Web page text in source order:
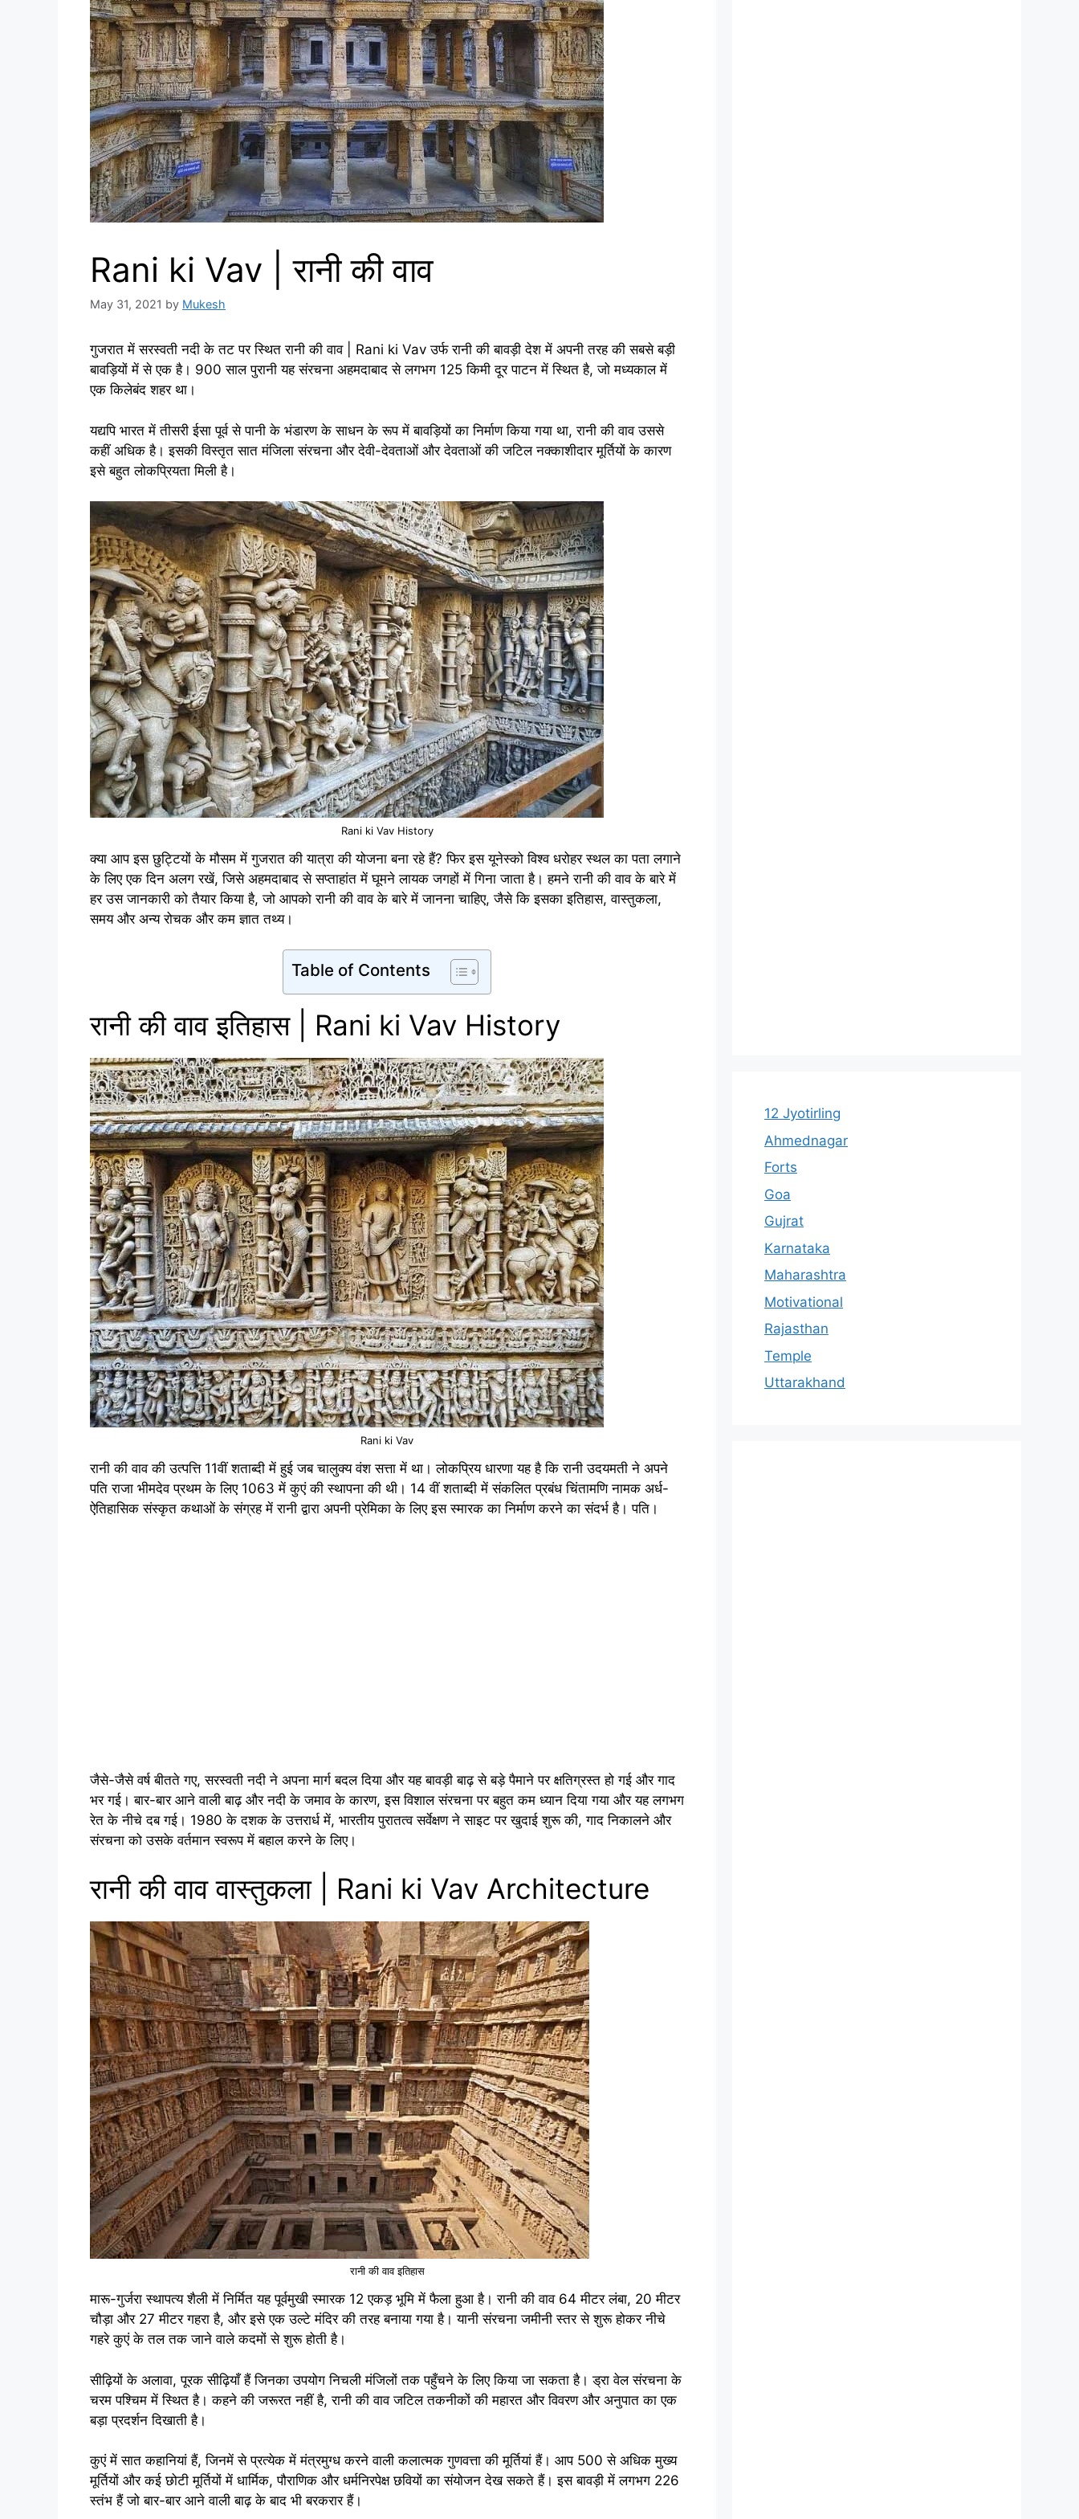
Rani ki Vav | रानी की वाव
May 31, 2021 by Mukesh
गुजरात में सरस्वती नदी के तट पर स्थित रानी की वाव | Rani ki Vav उर्फ ​​रानी की बावड़ी देश में अपनी तरह की सबसे बड़ी
बावड़ियों में से एक है। 900 साल पुरानी यह संरचना अहमदाबाद से लगभग 125 किमी दूर पाटन में स्थित है, जो मध्यकाल में
एक किलेबंद शहर था।
यद्यपि भारत में तीसरी ईसा पूर्व से पानी के भंडारण के साधन के रूप में बावड़ियों का निर्माण किया गया था, रानी की वाव उससे
कहीं अधिक है। इसकी विस्तृत सात मंजिला संरचना और देवी-देवताओं और देवताओं की जटिल नक्काशीदार मूर्तियों के कारण
इसे बहुत लोकप्रियता मिली है।
Rani ki Vav History
क्या आप इस छुट्टियों के मौसम में गुजरात की यात्रा की योजना बना रहे हैं? फिर इस यूनेस्को विश्व धरोहर स्थल का पता लगाने
के लिए एक दिन अलग रखें, जिसे अहमदाबाद से सप्ताहांत में घूमने लायक जगहों में गिना जाता है। हमने रानी की वाव के बारे में
हर उस जानकारी को तैयार किया है, जो आपको रानी की वाव के बारे में जानना चाहिए, जैसे कि इसका इतिहास, वास्तुकला,
समय और अन्य रोचक और कम ज्ञात तथ्य।
Table of Contents
रानी की वाव इतिहास | Rani ki Vav History
Rani ki Vav
रानी की वाव की उत्पत्ति 11वीं शताब्दी में हुई जब चालुक्य वंश सत्ता में था। लोकप्रिय धारणा यह है कि रानी उदयमती ने अपने
पति राजा भीमदेव प्रथम के लिए 1063 में कुएं की स्थापना की थी। 14 वीं शताब्दी में संकलित प्रबंध चिंतामणि नामक अर्ध-
ऐतिहासिक संस्कृत कथाओं के संग्रह में रानी द्वारा अपनी प्रेमिका के लिए इस स्मारक का निर्माण करने का संदर्भ है। पति।
जैसे-जैसे वर्ष बीतते गए, सरस्वती नदी ने अपना मार्ग बदल दिया और यह बावड़ी बाढ़ से बड़े पैमाने पर क्षतिग्रस्त हो गई और गाद
भर गई। बार-बार आने वाली बाढ़ और नदी के जमाव के कारण, इस विशाल संरचना पर बहुत कम ध्यान दिया गया और यह लगभग
रेत के नीचे दब गई। 1980 के दशक के उत्तरार्ध में, भारतीय पुरातत्व सर्वेक्षण ने साइट पर खुदाई शुरू की, गाद निकालने और
संरचना को उसके वर्तमान स्वरूप में बहाल करने के लिए।
रानी की वाव वास्तुकला | Rani ki Vav Architecture
रानी की वाव इतिहास
मारू-गुर्जरा स्थापत्य शैली में निर्मित यह पूर्वमुखी स्मारक 12 एकड़ भूमि में फैला हुआ है। रानी की वाव 64 मीटर लंबा, 20 मीटर
चौड़ा और 27 मीटर गहरा है, और इसे एक उल्टे मंदिर की तरह बनाया गया है। यानी संरचना जमीनी स्तर से शुरू होकर नीचे
गहरे कुएं के तल तक जाने वाले कदमों से शुरू होती है।
सीढ़ियों के अलावा, पूरक सीढ़ियाँ हैं जिनका उपयोग निचली मंजिलों तक पहुँचने के लिए किया जा सकता है। ड्रा वेल संरचना के
चरम पश्चिम में स्थित है। कहने की जरूरत नहीं है, रानी की वाव जटिल तकनीकों की महारत और विवरण और अनुपात का एक
बड़ा प्रदर्शन दिखाती है।
कुएं में सात कहानियां हैं, जिनमें से प्रत्येक में मंत्रमुग्ध करने वाली कलात्मक गुणवत्ता की मूर्तियां हैं। आप 500 से अधिक मुख्य
मूर्तियों और कई छोटी मूर्तियों में धार्मिक, पौराणिक और धर्मनिरपेक्ष छवियों का संयोजन देख सकते हैं। इस बावड़ी में लगभग 226
स्तंभ हैं जो बार-बार आने वाली बाढ़ के बाद भी बरकरार हैं।
12 Jyotirling
Ahmednagar
Forts
Goa
Gujrat
Karnataka
Maharashtra
Motivational
Rajasthan
Temple
Uttarakhand